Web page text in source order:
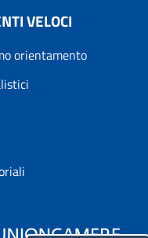
VELOCI
orientamento